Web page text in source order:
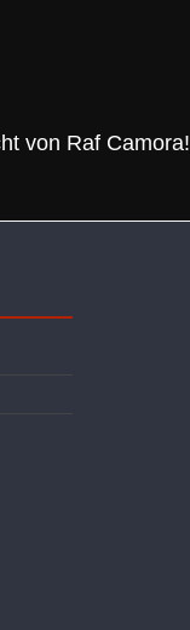
von Raf Camora!